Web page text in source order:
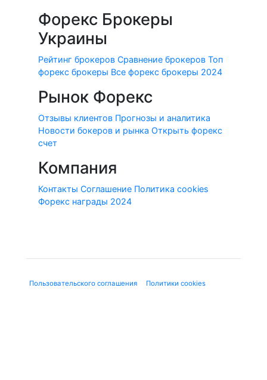
Форекс Брокеры
Украины
Рейтинг брокеров Сравнение брокеров Топ
форекс брокеры Все форекс брокеры 2024
Рынок Форекс
Отзывы клиентов Прогнозы и аналитика
Новости бокеров и рынка Открыть форекс
счет
Компания
Контакты Соглашение Политика cookies
Форекс награды 2024
Пользовательского соглашения Политики cookies